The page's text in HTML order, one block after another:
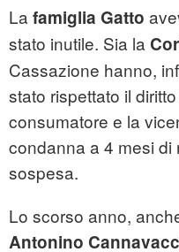
La famiglia Gatto
stato inutile. Sia la
Cassazione hanno,
stato rispettato il
consumatore e la
condanna a 4 mesi
sospesa.
Lo scorso anno,
Antonino